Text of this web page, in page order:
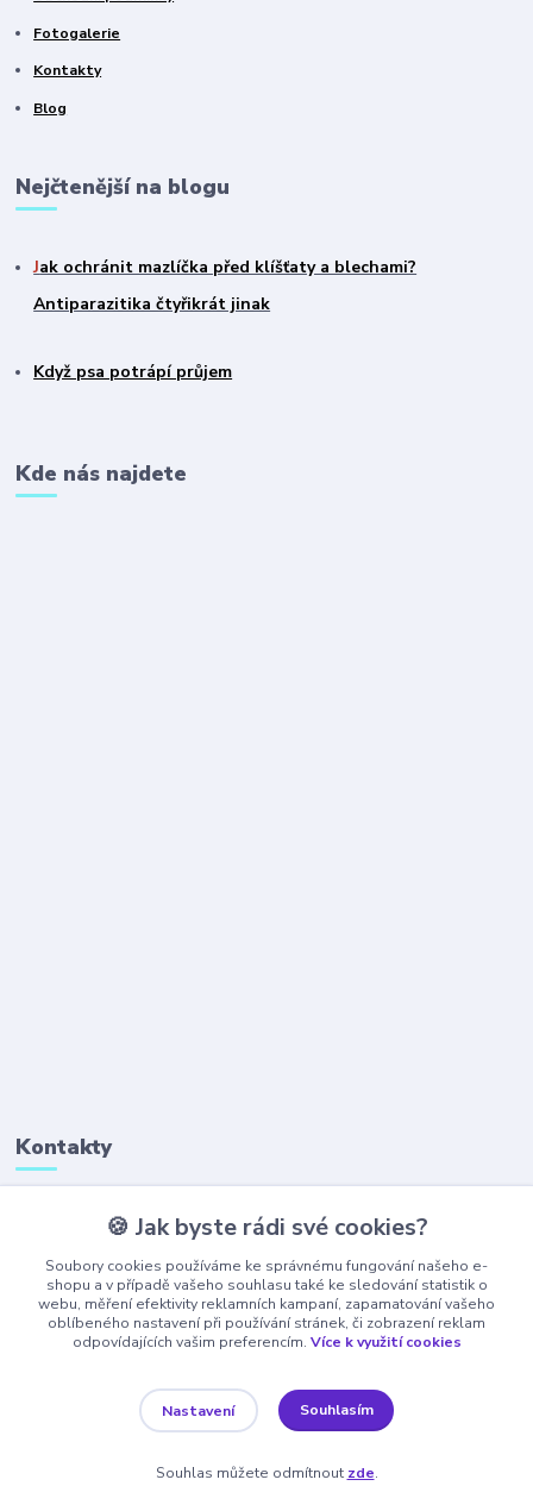
Fotogalerie
Kontakty
Blog
Nejčtenější na blogu
Jak ochránit mazlíčka před klíšťaty a blechami?
Antiparazitika čtyřikrát jinak
Když psa potrápí průjem
Kde nás najdete
Kontakty
+420 777 323 641
(Po-Pá, 8-16 hod.)
obchod@ajaxshop.cz
Vytvořeno na Eshop-rychle.cz
🍪 Jak byste rádi své cookies?
Soubory cookies používáme ke správnému fungování našeho e-
shopu a v případě vašeho souhlasu také ke sledování statistik o
webu, měření efektivity reklamních kampaní, zapamatování vašeho
oblíbeného nastavení při používání stránek, či zobrazení reklam
odpovídajících vašim preferencím. Více k využití cookies
Nastavení Souhlasím
Souhlas můžete odmítnout zde.